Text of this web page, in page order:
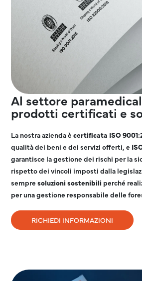
Al settore
prodotti certificati e
La nostra azienda ècertificata ISO
qualità dei beni e dei servizi offerti,e
garantisce la gestione dei rischi per la
rispetto dei vincoli imposti dalla
sempresoluzioni sostenibili perché
per una gestione responsabile delle
RICHIEDI INFORMAZIONI